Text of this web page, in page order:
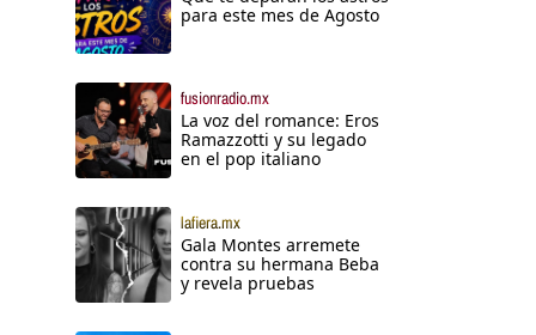
para este mes de Agosto
fusionradio.mx
La voz del romance: Eros
Ramazzotti y su legado
en el pop italiano
lafiera.mx
Gala Montes arremete
contra su hermana Beba
y revela pruebas